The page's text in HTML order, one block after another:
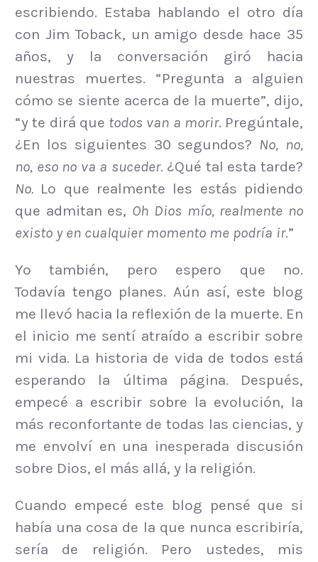
escribiendo. Estaba hablando el otro día
con Jim Toback, un amigo desde hace 35
años, y la conversación giró hacia
nuestras muertes. “Pregunta a alguien
cómo se siente acerca de la muerte”, dijo,
“y te dirá que todos van a morir. Pregúntale,
¿En los siguientes 30 segundos? No, no,
no, eso no va a suceder. ¿Qué tal esta tarde?
No. Lo que realmente les estás pidiendo
que admitan es, Oh Dios mío, realmente no
existo y en cualquier momento me podría ir.”
Yo también, pero espero que no.
Todavía tengo planes. Aún así, este blog
me llevó hacia la reflexión de la muerte. En
el inicio me sentí atraído a escribir sobre
mi vida. La historia de vida de todos está
esperando la última página. Después,
empecé a escribir sobre la evolución, la
más reconfortante de todas las ciencias, y
me envolví en una inesperada discusión
sobre Dios, el más allá, y la religión.
Cuando empecé este blog pensé que si
había una cosa de la que nunca escribiría,
sería de religión. Pero ustedes, mis